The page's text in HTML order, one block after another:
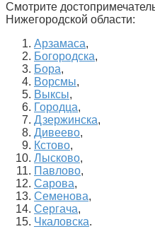
Смотрите
Нижегородской области:
Арзамаса,
Богородска,
Бора,
Ворсмы,
Выксы,
Городца,
Дзержинска,
Дивеево,
Кстово,
Лысково,
Павлово,
Сарова,
Семенова,
Сергача,
Чкаловска.